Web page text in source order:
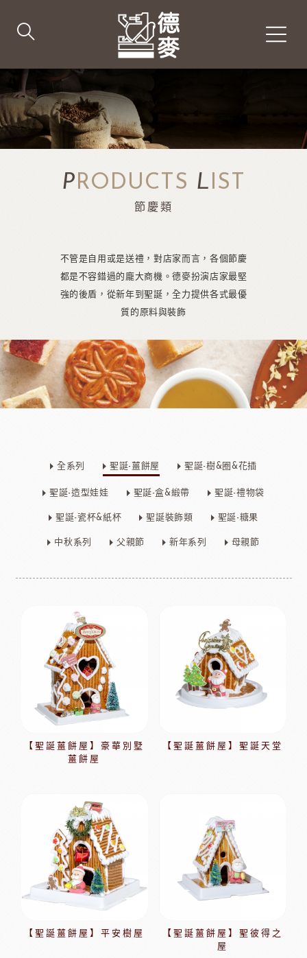
PRODUCTS LIST
節慶類
不管是自用或是送禮，對店家而言，各個節慶
都是不容錯過的龐大商機。德麥扮演店家最堅
強的後盾，從新年到聖誕，全力提供各式最優
質的原料與裝飾
全系列 聖誕-薑餅屋 聖誕-樹&圈&花插
聖誕-造型娃娃 聖誕-盒&緞帶 聖誕-禮物袋
聖誕-瓷杯&紙杯 聖誕裝飾類 聖誕-糖果
中秋系列 父親節 新年系列 母親節
【聖誕薑餅屋】豪華別墅
薑餅屋
【聖誕薑餅屋】聖誕天堂
【聖誕薑餅屋】平安樹屋
【聖誕薑餅屋】聖彼得之
屋